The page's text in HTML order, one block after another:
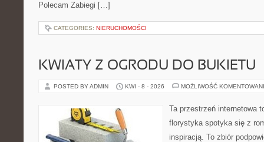
Polecam Zabiegi […]
CATEGORIES: NIERUCHOMOŚCI
KWIATY Z OGRODU DO BUKIETU
POSTED BY ADMIN KWI - 8 - 2026 MOŻLIWOŚĆ
Ta przestrzeń internetowa
florystyka spotyka się z
inspiracją. To zbiór